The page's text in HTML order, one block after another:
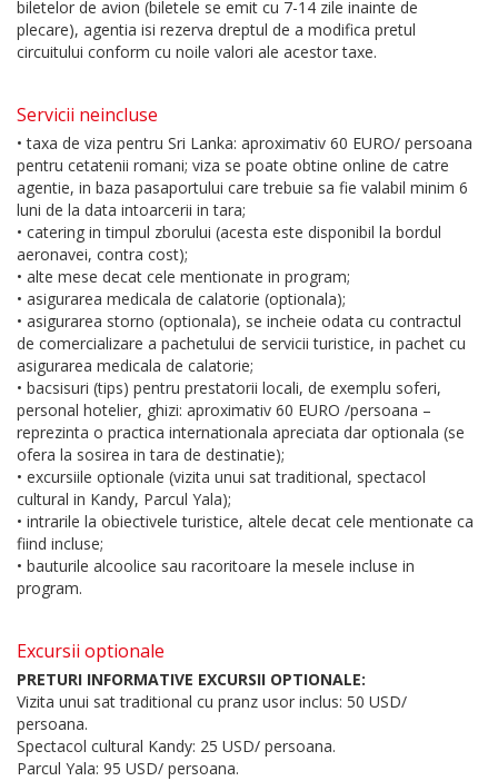
biletelor de avion (biletele se emit cu 7-14 zile inainte de
plecare), agentia isi rezerva dreptul de a modifica pretul
circuitului conform cu noile valori ale acestor taxe.
Servicii neincluse
• taxa de viza pentru Sri Lanka: aproximativ 60 EURO/ persoana
pentru cetatenii romani; viza se poate obtine online de catre
agentie, in baza pasaportului care trebuie sa fie valabil minim 6
luni de la data intoarcerii in tara;
• catering in timpul zborului (acesta este disponibil la bordul
aeronavei, contra cost);
• alte mese decat cele mentionate in program;
• asigurarea medicala de calatorie (optionala);
• asigurarea storno (optionala), se incheie odata cu contractul
de comercializare a pachetului de servicii turistice, in pachet cu
asigurarea medicala de calatorie;
• bacsisuri (tips) pentru prestatorii locali, de exemplu soferi,
personal hotelier, ghizi: aproximativ 60 EURO /persoana –
reprezinta o practica internationala apreciata dar optionala (se
ofera la sosirea in tara de destinatie);
• excursiile optionale (vizita unui sat traditional, spectacol
cultural in Kandy, Parcul Yala);
• intrarile la obiectivele turistice, altele decat cele mentionate ca
fiind incluse;
• bauturile alcoolice sau racoritoare la mesele incluse in
program.
Excursii optionale
PRETURI INFORMATIVE EXCURSII OPTIONALE:
Vizita unui sat traditional cu pranz usor inclus: 50 USD/
persoana.
Spectacol cultural Kandy: 25 USD/ persoana.
Parcul Yala: 95 USD/ persoana.